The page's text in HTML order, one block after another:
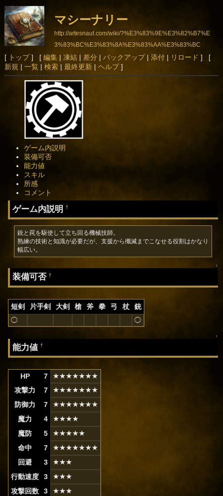
マシーナリー
http://artesnaut.com/wiki/?%E3%83%9E%E3%82%B7%E
3%83%BC%E3%83%8A%E3%83%AA%E3%83%BC
[ トップ] [ 編集| 凍結| 差分 | バックアップ| 添付| リロード ] [
新規 | 一覧 | 検索| 最終更新| ヘルプ]
ゲーム内説明
装備可否
能力値
スキル
所感
コメント
ゲーム内説明†
銃と罠を駆使して立ち回る機械技師。
熟練の技術と知識が必要だが、支援から殲滅までこなせる役割はかなり
幅広い。
↑
装備可否†
短剣 片手剣 大剣 槍 斧 拳 弓 杖 銃
◯ ◯
↑
能力値†
HP 7 ★★★★★★★
攻撃力 7 ★★★★★★★
防御力 7 ★★★★★★★
魔力 4 ★★★★
魔防 5 ★★★★★
命中 7 ★★★★★★★
回避 3 ★★★
行動速度 3 ★★★
攻撃回数 3 ★★★